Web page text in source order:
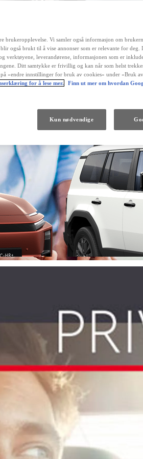
Fra kr 538 000 inkl. MVA
Land Cruiser
DIESEL
Fra kr 1 974 900 inkl. MVA
ELEKTRISK OG DIESEL
brukeropplevelse. Vi samler også informasjon om
også brukt til å vise annonser som er relevante for deg.
verktøyene, leverandørene, informasjonen som er
Ditt samtykke er frivillig og kan når som helst
«endre innstillinger for bruk av cookies» under «Bruk
for å lese mer.
Finn ut mer om hvordan
Kun nødvendige